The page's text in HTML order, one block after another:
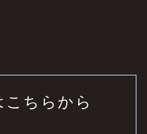
ちらから